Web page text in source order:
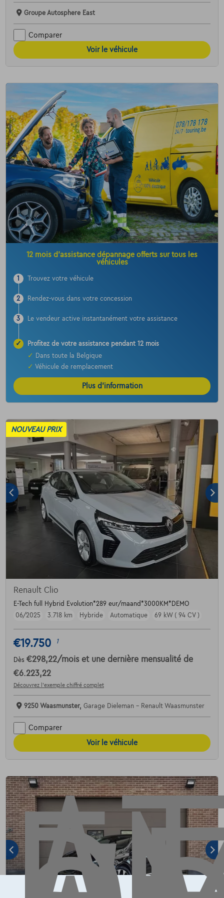
Groupe Autosphere East
Comparer
Voir le véhicule
12 mois d’assistance dépannage offerts sur tous les
véhicules
1 Trouvez votre véhicule
2 Rendez-vous dans votre concession
3 Le vendeur active instantanément votre assistance
✓
Profitez de votre assistance pendant 12 mois
✓
Dans toute la Belgique
✓ Véhicule de remplacement
Plus d’information
NOUVEAU PRIX
Renault Clio
E-Tech full Hybrid Evolution*289 eur/maand*3000KM*DEMO
06/2025
3.718 km Hybride Automatique 69 kW ( 94 CV )
€19.750 1
Dès €298,22/mois et une dernière mensualité de
€6.223,22
Découvrez l’exemple chiffré complet
9250 Waasmunster, Garage Dieleman - Renault Waasmunster
Comparer
Voir le véhicule